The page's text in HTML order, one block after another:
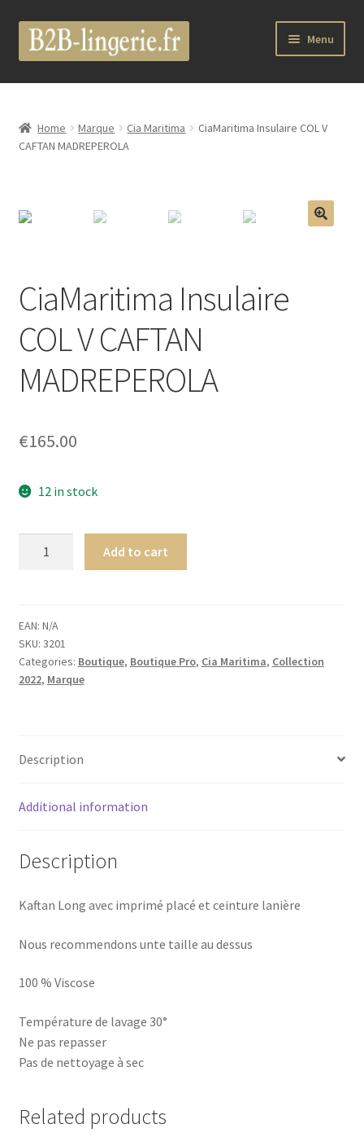
Aller
Aller
au
Menu
B2B Lingerie Site Officiel
Wholesale Registration Page
Boutique
Luxury Lingerie
Femme
Homme
Home Marque Cia Maritima
CiaMaritima Insulaire COL V
CAFTAN MADREPEROLA
CiaMaritima Insulaire
COL V CAFTAN
MADREPEROLA
€165.00
12 in stock
CAFTAN
MADREPEROLA
quantity
Add to cart
EAN: N/A
SKU: 3201
Categories: Boutique, Boutique Pro, Cia Maritima, Collection
2022, Marque
Description
Additional information
Description
Kaftan Long avec imprimé placé et ceinture lanière
Nous recommendons unte taille au dessus
100 % Viscose
Température de lavage 30°
Ne pas repasser
Pas de nettoyage à sec
Related products